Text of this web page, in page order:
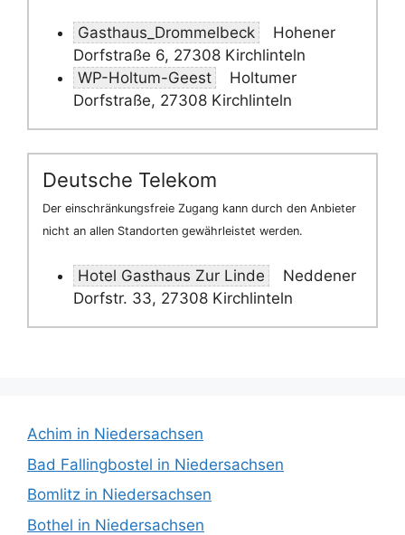
Gasthaus_Drommelbeck
Hohener
Dorfstraße 6, 27308 Kirchlinteln
WP-Holtum-Geest
Holtumer
Dorfstraße, 27308 Kirchlinteln
Deutsche Telekom
Der einschränkungsfreie Zugang kann durch den Anbieter
nicht an allen Standorten gewährleistet werden.
Hotel Gasthaus Zur Linde
Neddener
Dorfstr. 33, 27308 Kirchlinteln
Achim in Niedersachsen
Bad Fallingbostel in Niedersachsen
Bomlitz in Niedersachsen
Bothel in Niedersachsen